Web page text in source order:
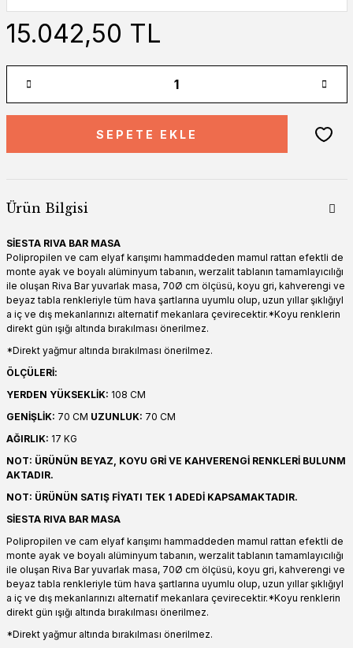
15.042,50 TL
SEPETE EKLE
Ürün Bilgisi
SİESTA RIVA BAR MASA
Polipropilen ve cam elyaf karışımı hammaddeden mamul rattan efektli de
monte ayak ve boyalı alüminyum tabanın, werzalit tablanın tamamlayıcılığı
ile oluşan Riva Bar yuvarlak masa, 70Ø cm ölçüsü, koyu gri, kahverengi ve
beyaz tabla renkleriyle tüm hava şartlarına uyumlu olup, uzun yıllar şıklığıyl
a iç ve dış mekanlarınızı alternatif mekanlara çevirecektir.*Koyu renklerin
direkt gün ışığı altında bırakılması önerilmez.
*Direkt yağmur altında bırakılması önerilmez.
ÖLÇÜLERİ:
YERDEN YÜKSEKLİK: 108 CM
GENİŞLİK: 70 CM UZUNLUK: 70 CM
AĞIRLIK: 17 KG
NOT: ÜRÜNÜN BEYAZ, KOYU GRİ VE KAHVERENGİ RENKLERİ BULUNM
AKTADIR.
NOT: ÜRÜNÜN SATIŞ FİYATI TEK 1 ADEDİ KAPSAMAKTADIR.
SİESTA RIVA BAR MASA
Polipropilen ve cam elyaf karışımı hammaddeden mamul rattan efektli de
monte ayak ve boyalı alüminyum tabanın, werzalit tablanın tamamlayıcılığı
ile oluşan Riva Bar yuvarlak masa, 70Ø cm ölçüsü, koyu gri, kahverengi ve
beyaz tabla renkleriyle tüm hava şartlarına uyumlu olup, uzun yıllar şıklığıyl
a iç ve dış mekanlarınızı alternatif mekanlara çevirecektir.*Koyu renklerin
direkt gün ışığı altında bırakılması önerilmez.
*Direkt yağmur altında bırakılması önerilmez.